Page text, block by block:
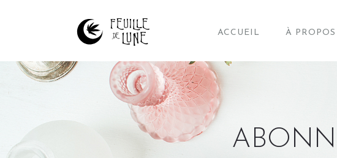
ACCUEIL À PROPOS